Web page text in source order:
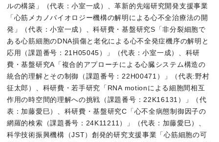
ルの構築」（代表：小室一成）、革新的先端研究開発支援事業
「心筋メカノバイオロジー機構の解明による心不全治療法の開
発」（代表：小室一成）、科研費・基盤研究S「非分裂細胞で
ある心筋細胞のDNA損傷と老化による心不全発症機序の解明と
応用（課題番号：21H05045）」（代表：小室一成）、科研
費・基盤研究A「複合的アプローチによる心臓システム構造の
統合的理解とその制御（課題番号：22H00471）」（代表:野村
征太郎）、科研費・若手研究「RNA motionによる細胞間相互
作用の時空間的理解への挑戦（課題番号：22K16131）」（代
表：加藤愛巳）、科研費・基盤研究C「心不全病態制御因子の
網羅的検索（課題番号：24K11211）」（代表：加藤愛巳）、
科学技術振興機構（JST）創発的研究支援事業「心筋細胞の可